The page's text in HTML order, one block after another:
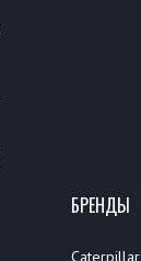
БРЕНДЫ
Caterpillar